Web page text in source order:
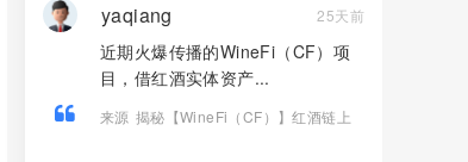
yaqiang 25天前
近期火爆传播的WineFi（CF）项
目，借红酒实体资产...
来源 揭秘【WineFi（CF）】红酒链上